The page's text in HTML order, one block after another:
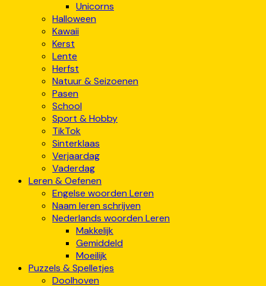
Unicorns
Halloween
Kawaii
Kerst
Lente
Herfst
Natuur & Seizoenen
Pasen
School
Sport & Hobby
TikTok
Sinterklaas
Verjaardag
Vaderdag
Leren & Oefenen
Engelse woorden Leren
Naam leren schrijven
Nederlands woorden Leren
Makkelijk
Gemiddeld
Moeilijk
Puzzels & Spelletjes
Doolhoven